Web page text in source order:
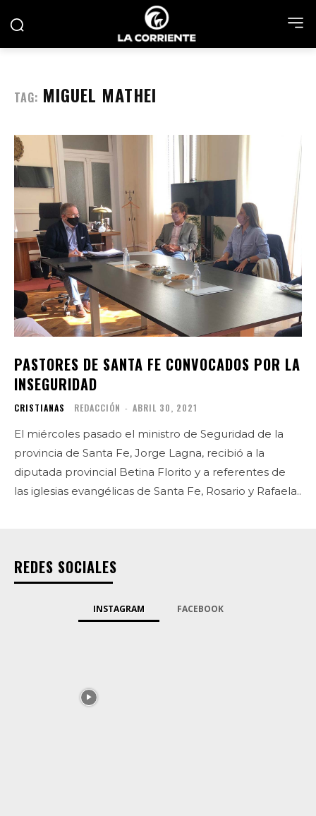
TAG: MIGUEL MATHEI
PASTORES DE SANTA FE CONVOCADOS POR LA
INSEGURIDAD
CRISTIANAS REDACCIÓN - ABRIL 30, 2021
El miércoles pasado el ministro de Seguridad de la
provincia de Santa Fe, Jorge Lagna, recibió a la
diputada provincial Betina Florito y a referentes de
las iglesias evangélicas de Santa Fe, Rosario y Rafaela..
REDES SOCIALES
INSTAGRAM FACEBOOK